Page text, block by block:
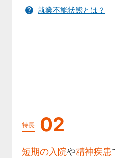
就業不能状態とは？
特長 02
短期の入院や精神疾患